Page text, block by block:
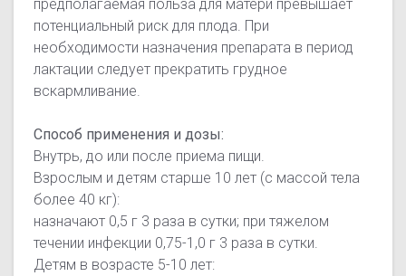
предполагаемая польза для матери превышает
потенциальный риск для плода. При
необходимости назначения препарата в период
лактации следует прекратить грудное
вскармливание.
Способ применения и дозы:
Внутрь, до или после приема пищи.
Взрослым и детям старше 10 лет (с массой тела
более 40 кг):
назначают 0,5 г 3 раза в сутки; при тяжелом
течении инфекции 0,75-1,0 г 3 раза в сутки.
Детям в возрасте 5-10 лет: